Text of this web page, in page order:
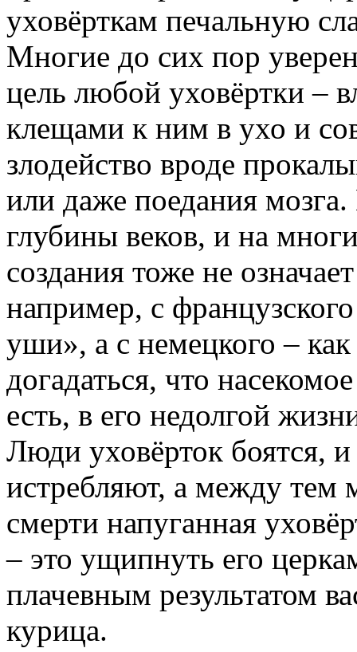
уховёрткам печальную
Многие до сих пор
цель любой уховёртки –
клещами к ним в ухо и
злодейство вроде
или даже поедания мозга.
глубины веков, и на
создания тоже не
например, с
уши», а с немецкого –
догадаться, что
есть, в его недолгой
Люди уховёрток боятся,
истребляют, а между тем
смерти напуганная
– это ущипнуть его
плачевным результатом
курица.